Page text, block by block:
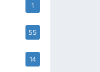
1
55
14